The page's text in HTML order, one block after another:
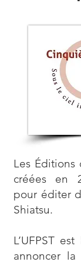
Les Éditions
créées en
pour éditer
Shiatsu.
L’UFPST
annoncer